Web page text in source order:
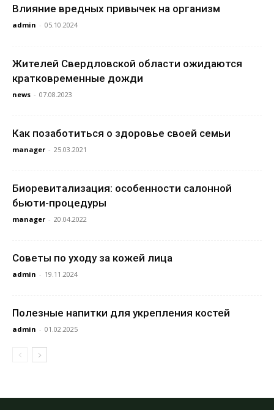
Влияние вредных привычек на организм
admin - 05.10.2024
Жителей Свердловской области ожидаются
кратковременные дожди
news - 07.08.2023
Как позаботиться о здоровье своей семьи
manager - 25.03.2021
Биоревитализация: особенности салонной
бьюти-процедуры
manager - 20.04.2022
Советы по уходу за кожей лица
admin - 19.11.2024
Полезные напитки для укрепления костей
admin - 01.02.2025